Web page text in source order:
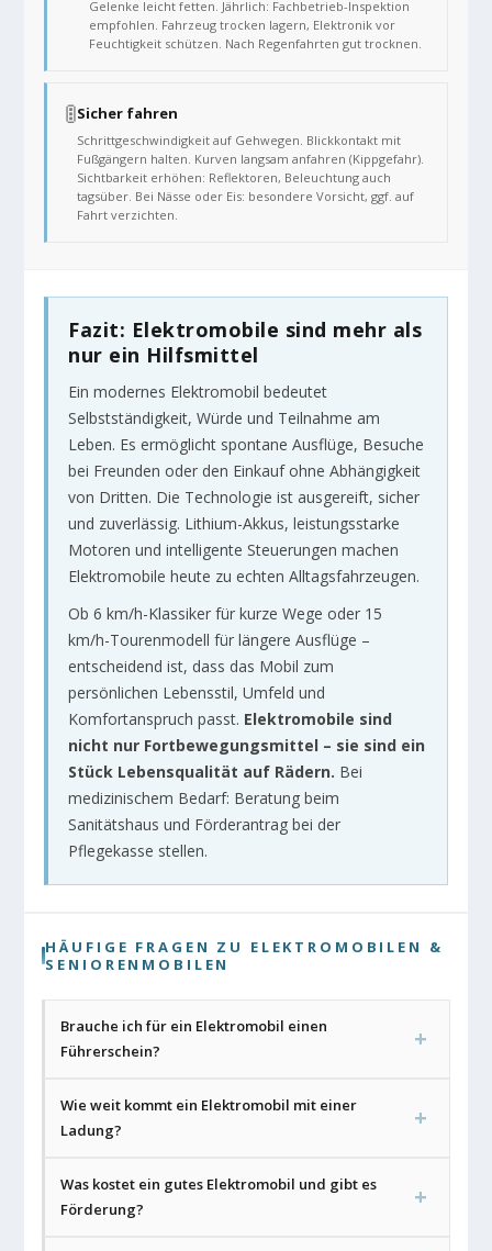
Gelenke leicht fetten. Jährlich: Fachbetrieb-Inspektion
empfohlen. Fahrzeug trocken lagern, Elektronik vor
Feuchtigkeit schützen. Nach Regenfahrten gut trocknen.
🚦Sicher fahren
Schrittgeschwindigkeit auf Gehwegen. Blickkontakt mit
Fußgängern halten. Kurven langsam anfahren (Kippgefahr).
Sichtbarkeit erhöhen: Reflektoren, Beleuchtung auch
tagsüber. Bei Nässe oder Eis: besondere Vorsicht, ggf. auf
Fahrt verzichten.
Fazit: Elektromobile sind mehr als
nur ein Hilfsmittel
Ein modernes Elektromobil bedeutet
Selbstständigkeit, Würde und Teilnahme am
Leben. Es ermöglicht spontane Ausflüge, Besuche
bei Freunden oder den Einkauf ohne Abhängigkeit
von Dritten. Die Technologie ist ausgereift, sicher
und zuverlässig. Lithium-Akkus, leistungsstarke
Motoren und intelligente Steuerungen machen
Elektromobile heute zu echten Alltagsfahrzeugen.
Ob 6 km/h-Klassiker für kurze Wege oder 15
km/h-Tourenmodell für längere Ausflüge –
entscheidend ist, dass das Mobil zum
persönlichen Lebensstil, Umfeld und
Komfortanspruch passt. Elektromobile sind
nicht nur Fortbewegungsmittel – sie sind ein
Stück Lebensqualität auf Rädern. Bei
medizinischem Bedarf: Beratung beim
Sanitätshaus und Förderantrag bei der
Pflegekasse stellen.
HÄUFIGE FRAGEN ZU ELEKTROMOBILEN &
SENIORENMOBILEN
Brauche ich für ein Elektromobil einen
Führerschein?
Wie weit kommt ein Elektromobil mit einer
Ladung?
Was kostet ein gutes Elektromobil und gibt es
Förderung?